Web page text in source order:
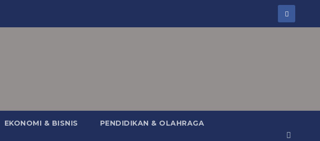
EKONOMI & BISNIS PENDIDIKAN & OLAHRAGA